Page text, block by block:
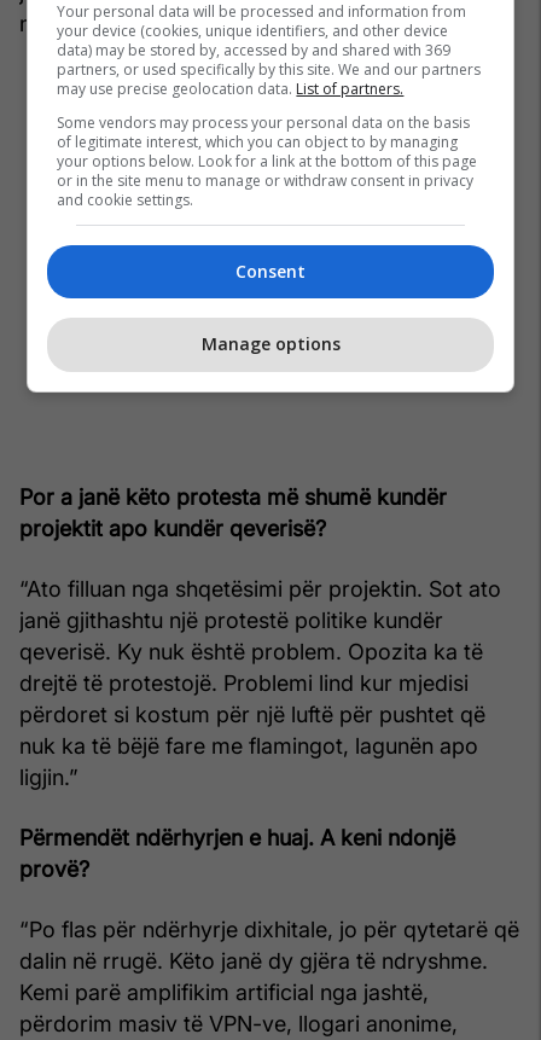
më qartë dhe të korrigjojmë më shpejt.”
Por a janë këto protesta më shumë kundër
projektit apo kundër qeverisë?
“Ato filluan nga shqetësimi për projektin. Sot ato
janë gjithashtu një protestë politike kundër
qeverisë. Ky nuk është problem. Opozita ka të
drejtë të protestojë. Problemi lind kur mjedisi
përdoret si kostum për një luftë për pushtet që
nuk ka të bëjë fare me flamingot, lagunën apo
ligjin.”
Përmendët ndërhyrjen e huaj. A keni ndonjë
provë?
“Po flas për ndërhyrje dixhitale, jo për qytetarë që
dalin në rrugë. Këto janë dy gjëra të ndryshme.
Kemi parë amplifikim artificial nga jashtë,
përdorim masiv të VPN-ve, llogari anonime,
Your personal data will be processed and information from
your device (cookies, unique identifiers, and other device
data) may be stored by, accessed by and shared with 369
partners, or used specifically by this site. We and our partners
may use precise geolocation data. List of partners.
Some vendors may process your personal data on the basis
of legitimate interest, which you can object to by managing
your options below. Look for a link at the bottom of this page
or in the site menu to manage or withdraw consent in privacy
and cookie settings.
Consent
Manage options